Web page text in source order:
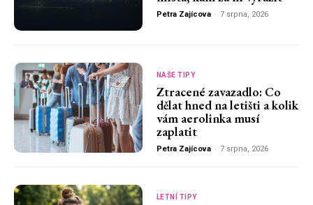
Petra Zajícova - 7 srpna, 2026
NAŠE TIPY
Ztracené zavazadlo: Co
dělat hned na letišti a kolik
vám aerolinka musí
zaplatit
Petra Zajícova - 7 srpna, 2026
LETNÍ TIPY